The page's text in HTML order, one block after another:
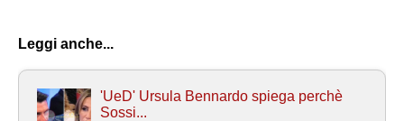
Leggi anche...
'UeD' Ursula Bennardo spiega perchè
Sossi...